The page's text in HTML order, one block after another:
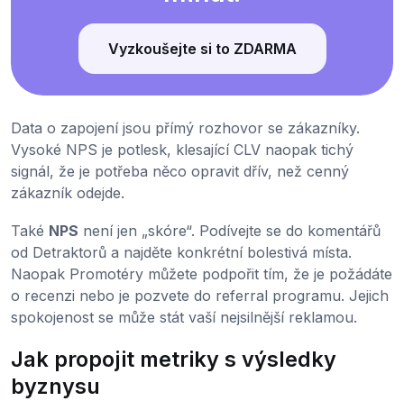
Vyzkoušejte si to ZDARMA
Data o zapojení jsou přímý rozhovor se zákazníky.
Vysoké NPS je potlesk, klesající CLV naopak tichý
signál, že je potřeba něco opravit dřív, než cenný
zákazník odejde.
Také NPS není jen „skóre“. Podívejte se do komentářů
od Detraktorů a najděte konkrétní bolestivá místa.
Naopak Promotéry můžete podpořit tím, že je požádáte
o recenzi nebo je pozvete do referral programu. Jejich
spokojenost se může stát vaší nejsilnější reklamou.
Jak propojit metriky s výsledky
byznysu